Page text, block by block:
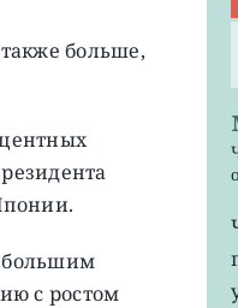
больше,
большим
с ростом